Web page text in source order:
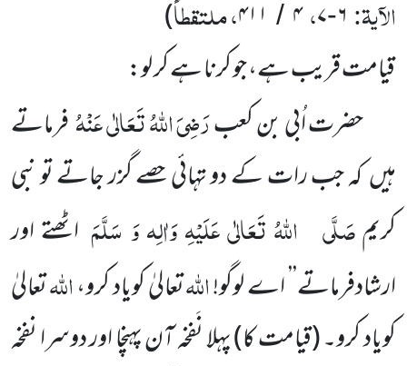
الآیۃ: ۶-۷،۴ / ۴۱۱، ملتقطاً)
قیامت قریب ہے، جو کرنا ہے کر لو:
حضرت اُبی بن کعبرَضِیَ اللّٰہُ تَعَالٰی عَنْہُفرماتے
ہیں کہ جب رات کے دو تہائی حصے گزر جاتے تو نبی
کریمصَلَّی اللّٰہُ تَعَالٰی عَلَیْہِ وَاٰلِہ وَ سَلَّمَ اٹھتے اور
ارشادفرماتے’’ اے لوگو!اللّٰہتعالیٰ کویاد کرو،اللّٰہتعالیٰ
کویاد کرو۔(قیامت کا)پہلا نَفخہ آن پہنچا اور دوسرا نفخہ